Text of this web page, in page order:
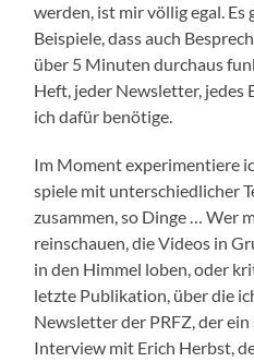
werden, ist mir völlig egal.
Beispiele, dass auch
über 5 Minuten durchaus
Heft, jeder Newsletter, jedes
ich dafür benötige.
Im Moment experimentiere
spiele mit unterschiedlicher
zusammen, so Dinge … Wer
reinschauen, die Videos in
in den Himmel loben, oder
letzte Publikation, über die
Newsletter der PRFZ, der
Interview mit Erich Herbst,